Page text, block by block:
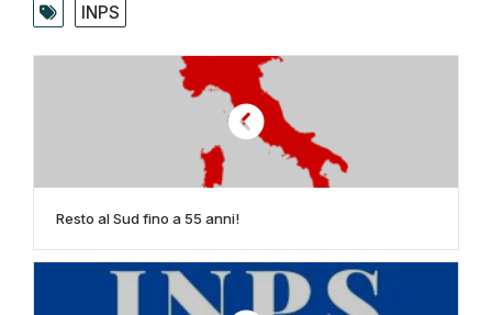
INPS
Resto al Sud fino a 55 anni!